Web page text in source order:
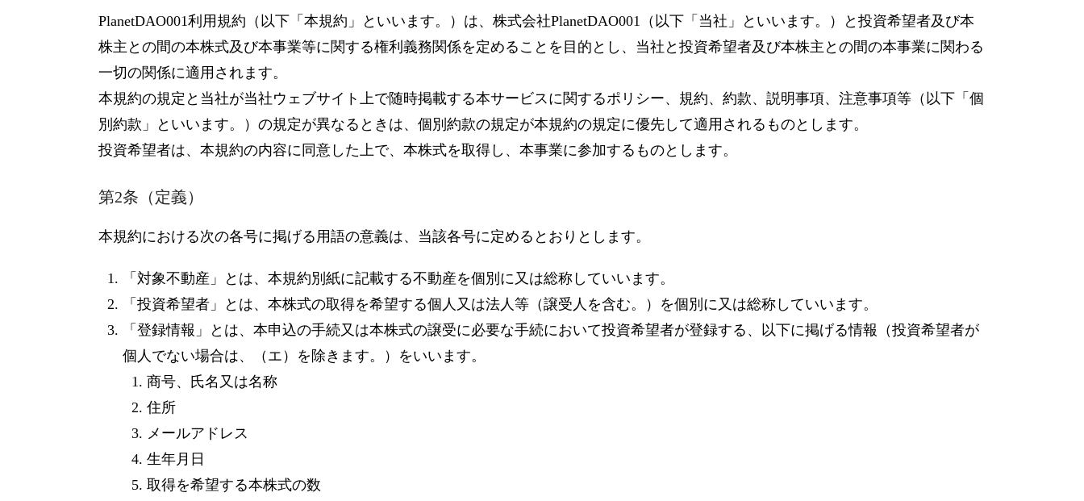
PlanetDAO001利用規約（以下「本規約」といいます。）は、株式会社PlanetDAO001（以下「当社」といいます。）と投資希望者及び本
株主との間の本株式及び本事業等に関する権利義務関係を定めることを目的とし、当社と投資希望者及び本株主との間の本事業に関わる
一切の関係に適用されます。
本規約の規定と当社が当社ウェブサイト上で随時掲載する本サービスに関するポリシー、規約、約款、説明事項、注意事項等（以下「個
別約款」といいます。）の規定が異なるときは、個別約款の規定が本規約の規定に優先して適用されるものとします。
投資希望者は、本規約の内容に同意した上で、本株式を取得し、本事業に参加するものとします。
第2条（定義）
本規約における次の各号に掲げる用語の意義は、当該各号に定めるとおりとします。
「対象不動産」とは、本規約別紙に記載する不動産を個別に又は総称していいます。
「投資希望者」とは、本株式の取得を希望する個人又は法人等（譲受人を含む。）を個別に又は総称していいます。
「登録情報」とは、本申込の手続又は本株式の譲受に必要な手続において投資希望者が登録する、以下に掲げる情報（投資希望者が
個人でない場合は、（エ）を除きます。）をいいます。
商号、氏名又は名称
住所
メールアドレス
生年月日
取得を希望する本株式の数